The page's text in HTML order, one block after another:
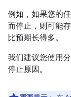
例如，如果您的
而停止，则可能
比预期长得多。
我们建议您使用
停止原因。